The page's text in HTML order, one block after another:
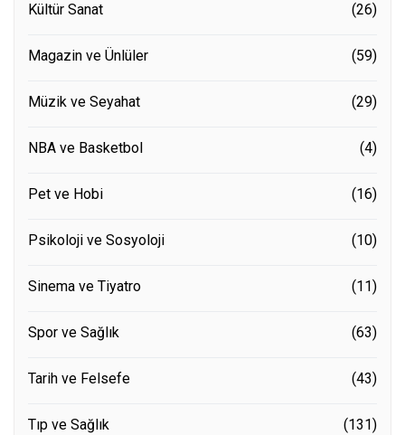
Kültür Sanat (26)
Magazin ve Ünlüler (59)
Müzik ve Seyahat (29)
NBA ve Basketbol (4)
Pet ve Hobi (16)
Psikoloji ve Sosyoloji (10)
Sinema ve Tiyatro (11)
Spor ve Sağlık (63)
Tarih ve Felsefe (43)
Tıp ve Sağlık (131)